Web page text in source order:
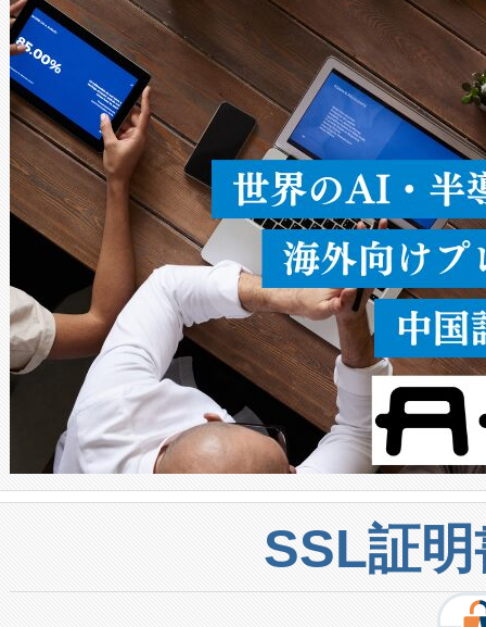
ードを切り替えて使用するこ
ることなく、単一のデバイス
うにします。遠距離まで届く
密度なスキャ […]
SSL証